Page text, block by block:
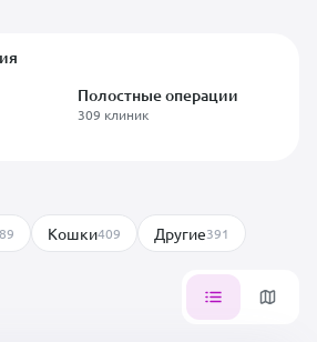
Полостные операции
309 клиник
Кошки409 Другие391